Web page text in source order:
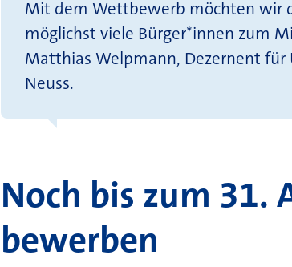
Mit dem Wettbewerb möchten wir
möglichst viele Bürger*innen zum
Matthias Welpmann, Dezernent
Neuss.
Noch bis zum 31.
bewerben